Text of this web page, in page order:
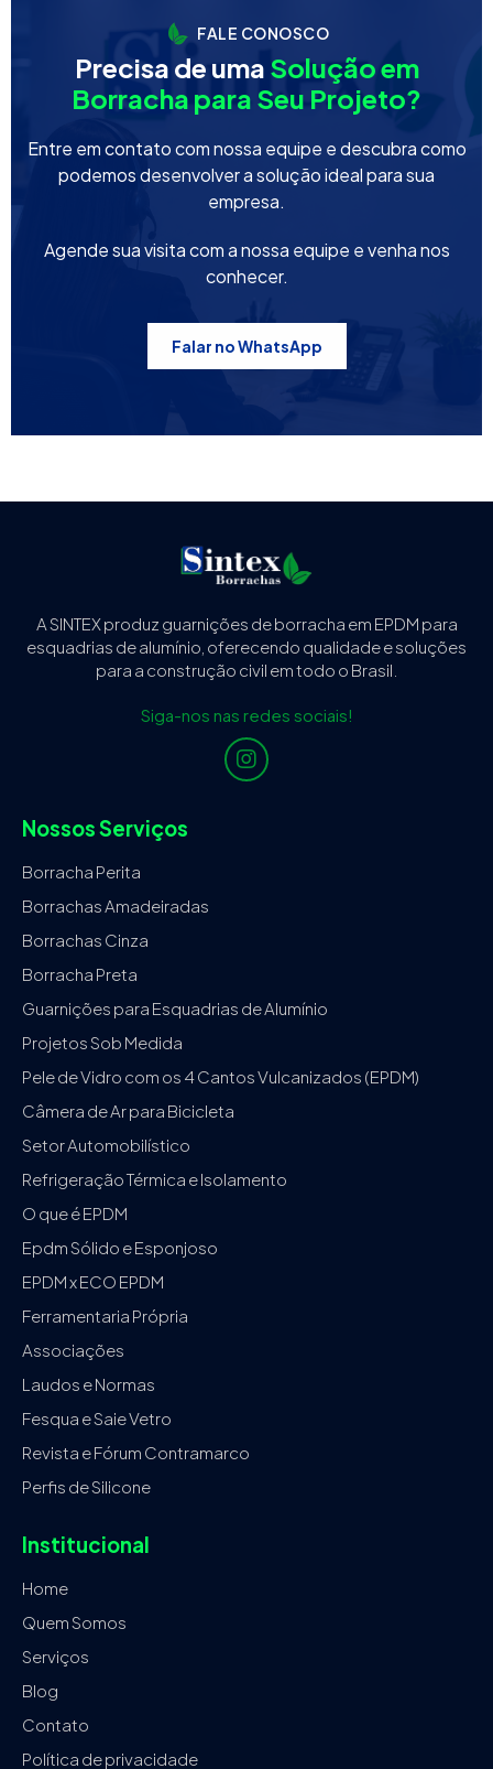
FALE CONOSCO
Precisa de uma Solução em
Borracha para Seu Projeto?
Entre em contato com nossa equipe e descubra como
podemos desenvolver a solução ideal para sua
empresa.
Agende sua visita com a nossa equipe e venha nos
conhecer.
Falar no WhatsApp
A SINTEX produz guarnições de borracha em EPDM para
esquadrias de alumínio, oferecendo qualidade e soluções
para a construção civil em todo o Brasil.
Siga-nos nas redes sociais!
Nossos Serviços
Borracha Perita
Borrachas Amadeiradas
Borrachas Cinza
Borracha Preta
Guarnições para Esquadrias de Alumínio
Projetos Sob Medida
Pele de Vidro com os 4 Cantos Vulcanizados (EPDM)
Câmera de Ar para Bicicleta
Setor Automobilístico
Refrigeração Térmica e Isolamento
O que é EPDM
Epdm Sólido e Esponjoso
EPDM x ECO EPDM
Ferramentaria Própria
Associações
Laudos e Normas
Fesqua e Saie Vetro
Revista e Fórum Contramarco
Perfis de Silicone
Institucional
Home
Quem Somos
Serviços
Blog
Contato
Política de privacidade